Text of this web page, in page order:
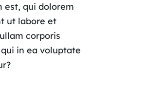
est, qui dolorem
ut labore et
corporis
in ea voluptate